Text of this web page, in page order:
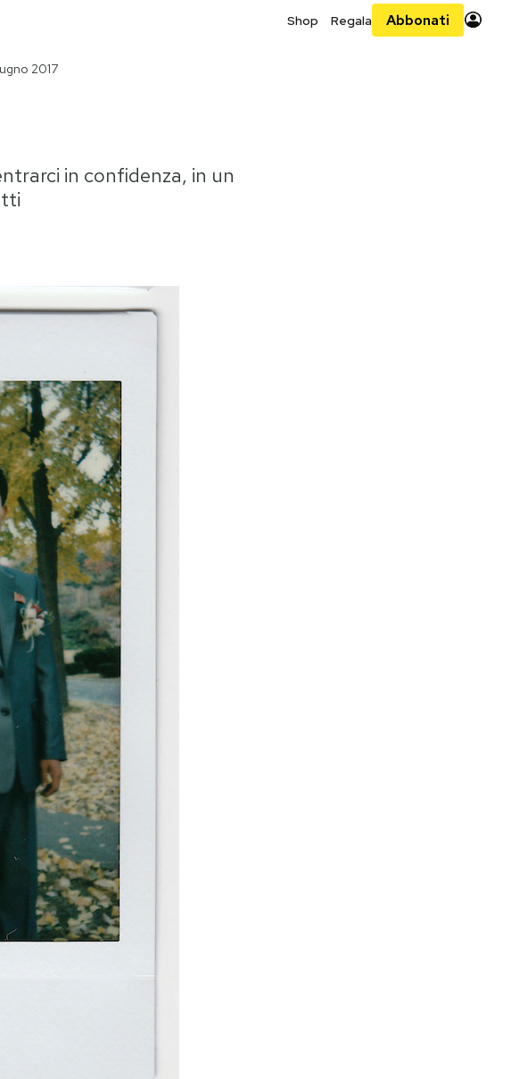
Shop Regala Abbonati
2017
in confidenza, in un